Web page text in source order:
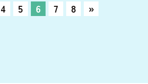
4 5 6 7 8 »